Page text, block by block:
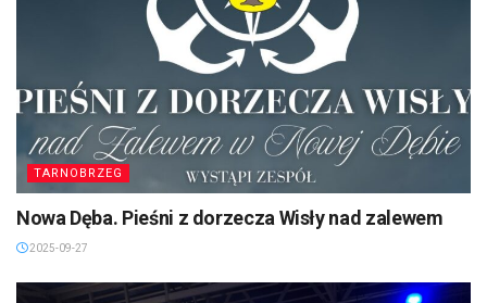
TARNOBRZEG
Nowa Dęba. Pieśni z dorzecza Wisły nad zalewem
2025-09-27